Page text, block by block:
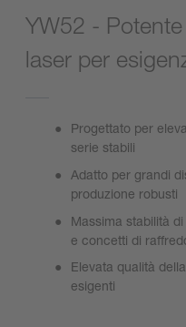
YW52 -
laser per
Progettato per
serie stabili
Adatto per grandi
produzione robusti
Massima stabilità
e concetti di
Elevata qualità
esigenti